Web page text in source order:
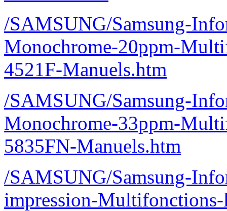
/SAMSUNG/Samsung-
Monochrome-20ppm-
4521F-Manuels.htm
/SAMSUNG/Samsung-
Monochrome-33ppm-
5835FN-Manuels.htm
/SAMSUNG/Samsung-
impression-